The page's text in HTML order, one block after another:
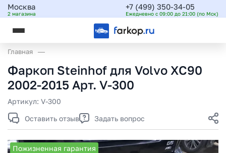
Москва
2 магазина
+7 (499) 350-34-05
Ежедневно с 09:00 до 21:00 (по Мск)
Главная
Фаркоп Steinhof для Volvo XC90
2002-2015 Арт. V-300
Артикул: V-300
Оставить отзыв
Задать вопрос
Пожизненная гарантия